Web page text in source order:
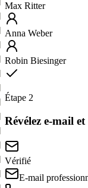
Max Ritter
Anna Weber
Robin Biesinger
Étape 2
Révélez e-mail
Vérifié
E-mail